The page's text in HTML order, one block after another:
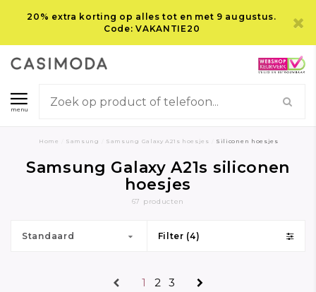
20% extra korting op alles tot en met 9 augustus.
Code: VAKANTIE20
menu
Home Samsung Samsung Galaxy A21s hoesjes Siliconen hoesjes
Samsung Galaxy A21s siliconen
hoesjes
67 producten
Standaard Filter (4)
1 2 3